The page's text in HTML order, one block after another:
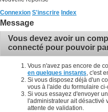
Connexion S'inscrire Index
Message
Vous devez avoir un
connecté pour pouvoir
Vous n'avez pas encore de
en quelques instants , c'est
Si vous disposez déjà d'un
vous à l'aide du formulaire ci-
Si vous essayez d'envoyer
l'administrateur ait désactivé
attente de validation.